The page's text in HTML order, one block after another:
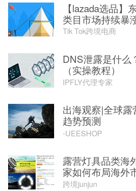
【lazada选品】
类目市场持续暴
Tik Tok跨境电商
DNS泄露是什么
（实操教程）
IPFLY代理专家
出海观察|全球露
趋势预测
-UEESHOP
露营灯具品类海
家如何布局海外
跨境junjun